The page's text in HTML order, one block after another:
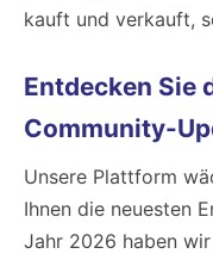
kauft und verkauft,
Entdecken Sie
Community-
Unsere Plattform
Ihnen die neuesten
Jahr 2026 haben